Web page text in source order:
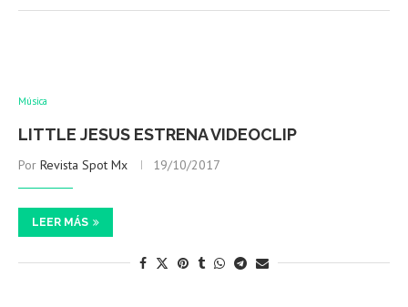
Música
LITTLE JESUS ESTRENA VIDEOCLIP
Por Revista Spot Mx 19/10/2017
LEER MÁS